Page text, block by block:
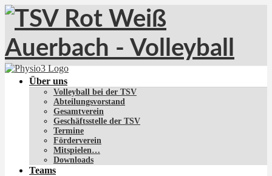
Über uns
Volleyball bei der TSV
Abteilungsvorstand
Gesamtverein
Geschäftsstelle der TSV
Termine
Förderverein
Mitspielen…
Downloads
Teams